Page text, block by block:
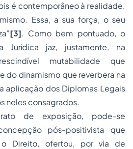
é contemporâneo à realidade.
Essa, a sua força, o seu
[3]. Como bem pontuado, o
Jurídica jaz, justamente, na
mutabilidade que
do dinamismo que reverbera na
aplicação dos Diplomas Legais
neles consagrados.
de exposição, pode-se
pós-positivista que
Direito, ofertou, por via de